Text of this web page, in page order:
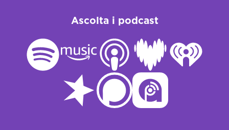
Ascolta i podcast